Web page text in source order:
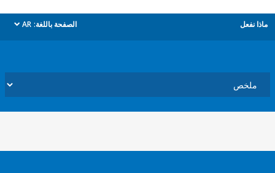
الصفحة باللغة: AR
dropdown